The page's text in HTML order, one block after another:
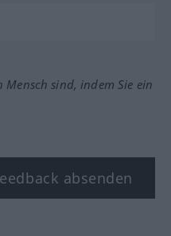
Mensch sind, indem Sie ein
absenden